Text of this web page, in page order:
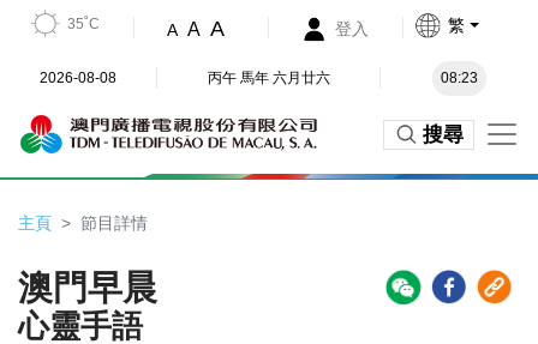
35˚C A A A 登入 繁
2026-08-08 丙午 馬年 六月廿六 08:23
搜尋
主頁 節目詳情
澳門早晨
心靈手語